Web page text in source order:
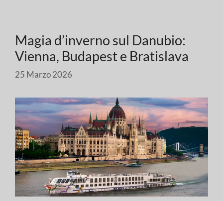
Magia d’inverno sul Danubio:
Vienna, Budapest e Bratislava
25 Marzo 2026